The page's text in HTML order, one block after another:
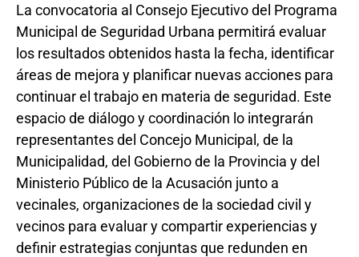
La convocatoria al Consejo Ejecutivo del Programa
Municipal de Seguridad Urbana permitirá evaluar
los resultados obtenidos hasta la fecha, identificar
áreas de mejora y planificar nuevas acciones para
continuar el trabajo en materia de seguridad. Este
espacio de diálogo y coordinación lo integrarán
representantes del Concejo Municipal, de la
Municipalidad, del Gobierno de la Provincia y del
Ministerio Público de la Acusación junto a
vecinales, organizaciones de la sociedad civil y
vecinos para evaluar y compartir experiencias y
definir estrategias conjuntas que redunden en